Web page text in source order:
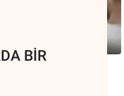
BİR